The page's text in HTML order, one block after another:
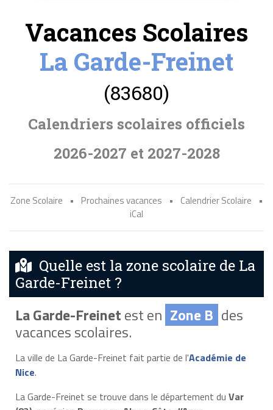
Vacances Scolaires
La Garde-Freinet
(83680)
Calendriers scolaires officiels
2026-2027 et 2027-2028
Zone Scolaire • Prochaines vacances • Calendrier Scolaire
•
iCal
Quelle est la zone scolaire de La
Garde-Freinet ?
La Garde-Freinetest en Zone B des
vacances scolaires.
La ville de La Garde-Freinet fait partie de l'Académie de
Nice.
La Garde-Freinet se trouve dans le département du Var